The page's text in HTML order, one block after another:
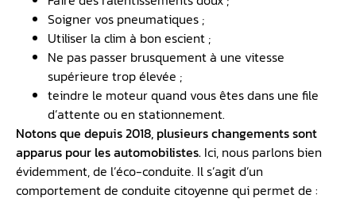
Soigner vos pneumatiques ;
Utiliser la clim à bon escient ;
Ne pas passer brusquement à une vitesse
supérieure trop élevée ;
teindre le moteur quand vous êtes dans une file
d’attente ou en stationnement.
Notons que depuis 2018, plusieurs changements sont
apparus pour les automobilistes. Ici, nous parlons bien
évidemment, de l’éco-conduite. Il s’agit d’un
comportement de conduite citoyenne qui permet de :